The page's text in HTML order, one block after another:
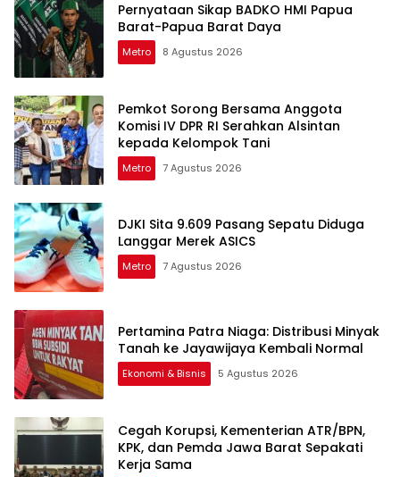
Pernyataan Sikap BADKO HMI Papua
Barat-Papua Barat Daya
Metro 8 Agustus 2026
Pemkot Sorong Bersama Anggota
Komisi IV DPR RI Serahkan Alsintan
kepada Kelompok Tani
Metro 7 Agustus 2026
DJKI Sita 9.609 Pasang Sepatu Diduga
Langgar Merek ASICS
Metro 7 Agustus 2026
Pertamina Patra Niaga: Distribusi Minyak
Tanah ke Jayawijaya Kembali Normal
Ekonomi & Bisnis 5 Agustus 2026
Cegah Korupsi, Kementerian ATR/BPN,
KPK, dan Pemda Jawa Barat Sepakati
Kerja Sama